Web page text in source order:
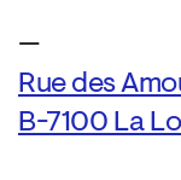
—
Rue des
B-7100 La